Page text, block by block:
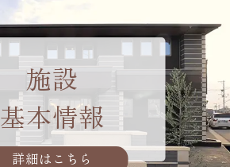
施設
基本情報
詳細はこちら